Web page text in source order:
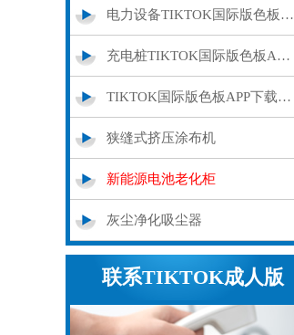
电力设备TIKTOK国际版色板APP下载加工
充电桩TIKTOK国际版色板APP下载外壳
TIKTOK国际版色板APP下载制造加工
狭缝式挤压涂布机
新能源电池老化柜
灰尘净化吸尘器
联系TIKTOK成人版
APP下载